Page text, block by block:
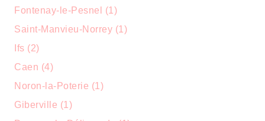
Fontenay-le-Pesnel (1)
Saint-Manvieu-Norrey (1)
Ifs (2)
Caen (4)
Noron-la-Poterie (1)
Giberville (1)